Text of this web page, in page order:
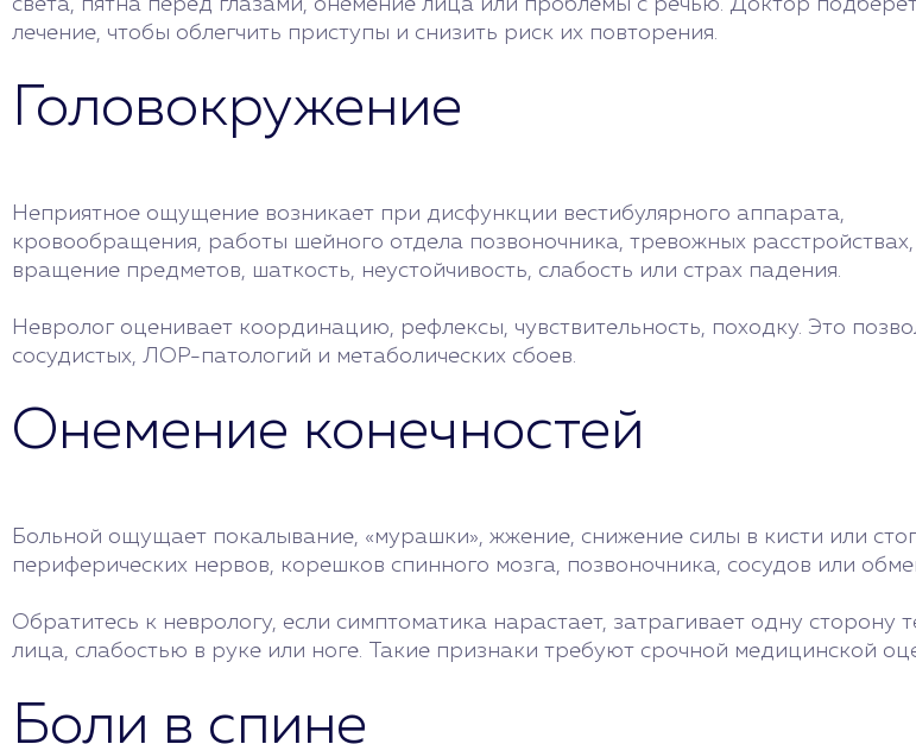
света, пятна перед глазами, онемение лица или проблемы с речью. Доктор
лечение, чтобы облегчить приступы и снизить риск их повторения.
Головокружение
Неприятное ощущение возникает при дисфункции вестибулярного аппарата,
кровообращения, работы шейного отдела позвоночника, тревожных
вращение предметов, шаткость, неустойчивость, слабость или страх падения.
Невролог оценивает координацию, рефлексы, чувствительность, походку. Это
сосудистых, ЛОР-патологий и метаболических сбоев.
Онемение конечностей
Больной ощущает покалывание, «мурашки», жжение, снижение силы в кисти или
периферических нервов, корешков спинного мозга, позвоночника, сосудов или
Обратитесь к неврологу, если симптоматика нарастает, затрагивает одну сторону
лица, слабостью в руке или ноге. Такие признаки требуют срочной медицинской
Боли в спине